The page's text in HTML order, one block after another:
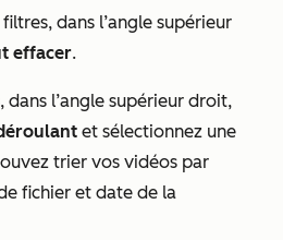
dans l’angle supérieur
effacer.
dans l’angle supérieur droit,
et sélectionnez une
trier vos vidéos par
fichier et date de la